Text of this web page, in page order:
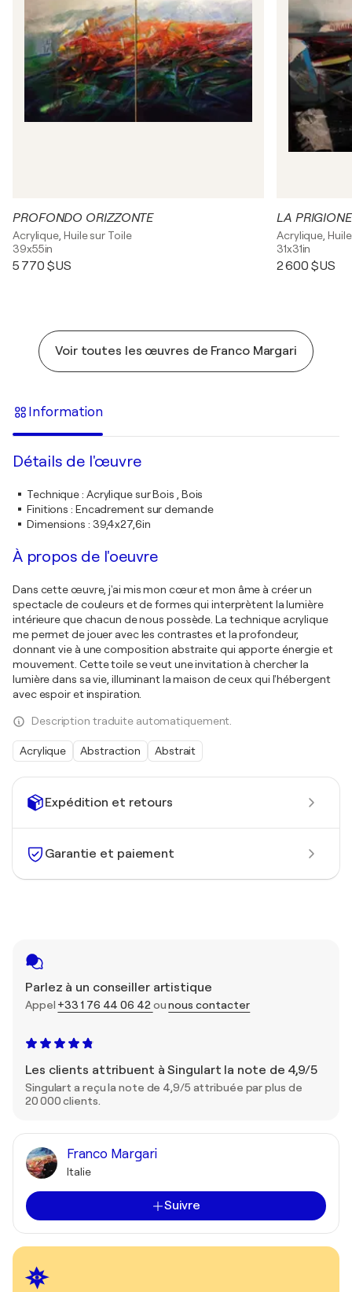
Expédition et retours
Garantie et paiement
Parlez à un conseiller artistique
Appel +33 1 76 44 06 42 ounous contacter
Les clients attribuent à Singulart la note de 4,9/5
Singulart a reçu la note de 4,9/5 attribuée par plus de
20 000 clients.
Franco Margari
Italie
Suivre
PROFONDO ORIZZONTE
Acrylique, Huile sur Toile
39x55in
5 770 $US
LA
Acrylique,
31x31in
2 600 $US
Voir toutes les œuvres de Franco Margari
Information
Détails de l'œuvre
Technique: Acrylique sur Bois , Bois
Finitions : Encadrement sur demande
Dimensions : 39,4x27,6in
À propos de l'oeuvre
Dans cette œuvre, j'ai mis mon cœur et mon âme à créer un
spectacle de couleurs et de formes qui interprètent la lumière
intérieure que chacun de nous possède. La technique acrylique
me permet de jouer avec les contrastes et la profondeur,
donnant vie à une composition abstraite qui apporte énergie et
mouvement. Cette toile se veut une invitation à chercher la
lumière dans sa vie, illuminant la maison de ceux qui l'hébergent
avec espoir et inspiration.
Description traduite automatiquement.
Acrylique Abstraction Abstrait